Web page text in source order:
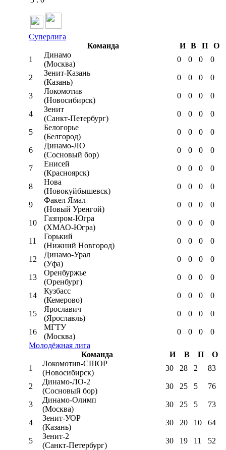
Суперлига
Команда
И В П
О
1
Динамо
(Москва)
0 0 0 0
2
Зенит-Казань
(Казань)
0 0 0 0
3
Локомотив
(Новосибирск)
0 0 0 0
4
Зенит
(Санкт-Петербург)
0 0 0 0
5
Белогорье
(Белгород)
0 0 0 0
6
Динамо-ЛО
(Сосновый бор)
0 0 0 0
7
Енисей
(Красноярск)
0 0 0 0
8
Нова
(Новокуйбышевск)
0 0 0 0
9
Факел Ямал
(Новый Уренгой)
0 0 0 0
10
Газпром-Югра
(ХМАО-Югра)
0 0 0 0
11
Горький
(Нижний Новгород)
0 0 0 0
12
Динамо-Урал
(Уфа)
0 0 0 0
13
Оренбуржье
(Оренбург)
0 0 0 0
14
Кузбасс
(Кемерово)
0 0 0 0
15
Ярославич
(Ярославль)
0 0 0 0
16
МГТУ
(Москва)
0 0 0
0
Молодёжная лига
Команда
И В П
О
1
Локомотив-CШОР
(Новосибирск)
30 28 2 83
2
Динамо-ЛО-2
(Сосновый бор)
30 25 5 76
3
Динамо-Олимп
(Москва)
30 25 5 73
4
Зенит-УОР
(Казань)
30 20 10 64
5
Зенит-2
(Санкт-Петербург)
30 19 11 52